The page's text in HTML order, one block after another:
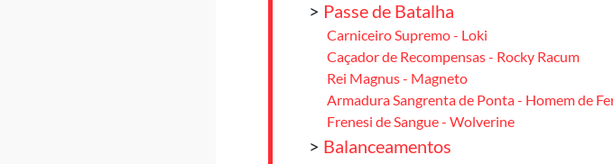
> Passe de Batalha
Carniceiro Supremo - Loki
Caçador de Recompensas - Rocky Racum
Rei Magnus - Magneto
Armadura Sangrenta de Ponta - Homem de
Frenesi de Sangue - Wolverine
> Balanceamentos